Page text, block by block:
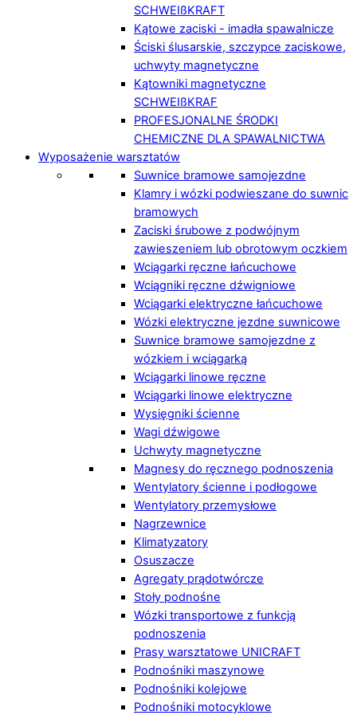
SCHWEIßKRAFT
Kątowe zaciski - imadła spawalnicze
Ściski ślusarskie, szczypce zaciskowe,
uchwyty magnetyczne
Kątowniki magnetyczne
SCHWEIßKRAF
PROFESJONALNE ŚRODKI
CHEMICZNE DLA SPAWALNICTWA
Wyposażenie warsztatów
Suwnice bramowe samojezdne
Klamry i wózki podwieszane do suwnic
bramowych
Zaciski śrubowe z podwójnym
zawieszeniem lub obrotowym oczkiem
Wciągarki ręczne łańcuchowe
Wciągniki ręczne dźwigniowe
Wciągarki elektryczne łańcuchowe
Wózki elektryczne jezdne suwnicowe
Suwnice bramowe samojezdne z
wózkiem i wciągarką
Wciągarki linowe ręczne
Wciągarki linowe elektryczne
Wysięgniki ścienne
Wagi dźwigowe
Uchwyty magnetyczne
Magnesy do ręcznego podnoszenia
Wentylatory ścienne i podłogowe
Wentylatory przemysłowe
Nagrzewnice
Klimatyzatory
Osuszacze
Agregaty prądotwórcze
Stoły podnośne
Wózki transportowe z funkcją
podnoszenia
Prasy warsztatowe UNICRAFT
Podnośniki maszynowe
Podnośniki kolejowe
Podnośniki motocyklowe